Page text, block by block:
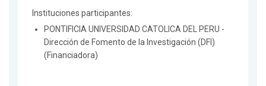
Instituciones participantes:
PONTIFICIA UNIVERSIDAD CATOLICA DEL PERU -
Dirección de Fomento de la Investigación (DFI)
(Financiadora)